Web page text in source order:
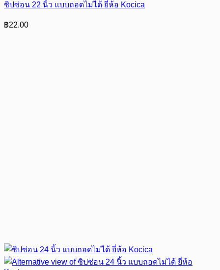
ซิปซ่อน 22 นิ้ว แบบถอดไม่ได้ ยี่ห้อ Kocica
฿22.00